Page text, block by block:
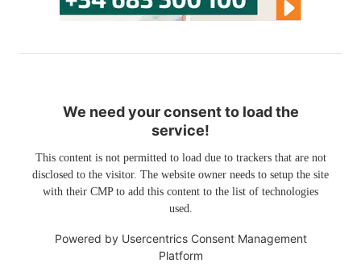
We need your consent to load the
service!
This content is not permitted to load due to trackers that are not
disclosed to the visitor. The website owner needs to setup the site
with their CMP to add this content to the list of technologies
used.
Powered by Usercentrics Consent Management
Platform